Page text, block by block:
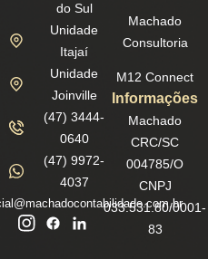
do Sul
Unidade
Itajaí
Unidade
Joinville
(47) 3444-
0640
(47) 9972-
4037
Machado
Consultoria
M12 Connect
Informações
Machado
CRC/SC
004785/O
CNPJ
033.531.80/0001-
83